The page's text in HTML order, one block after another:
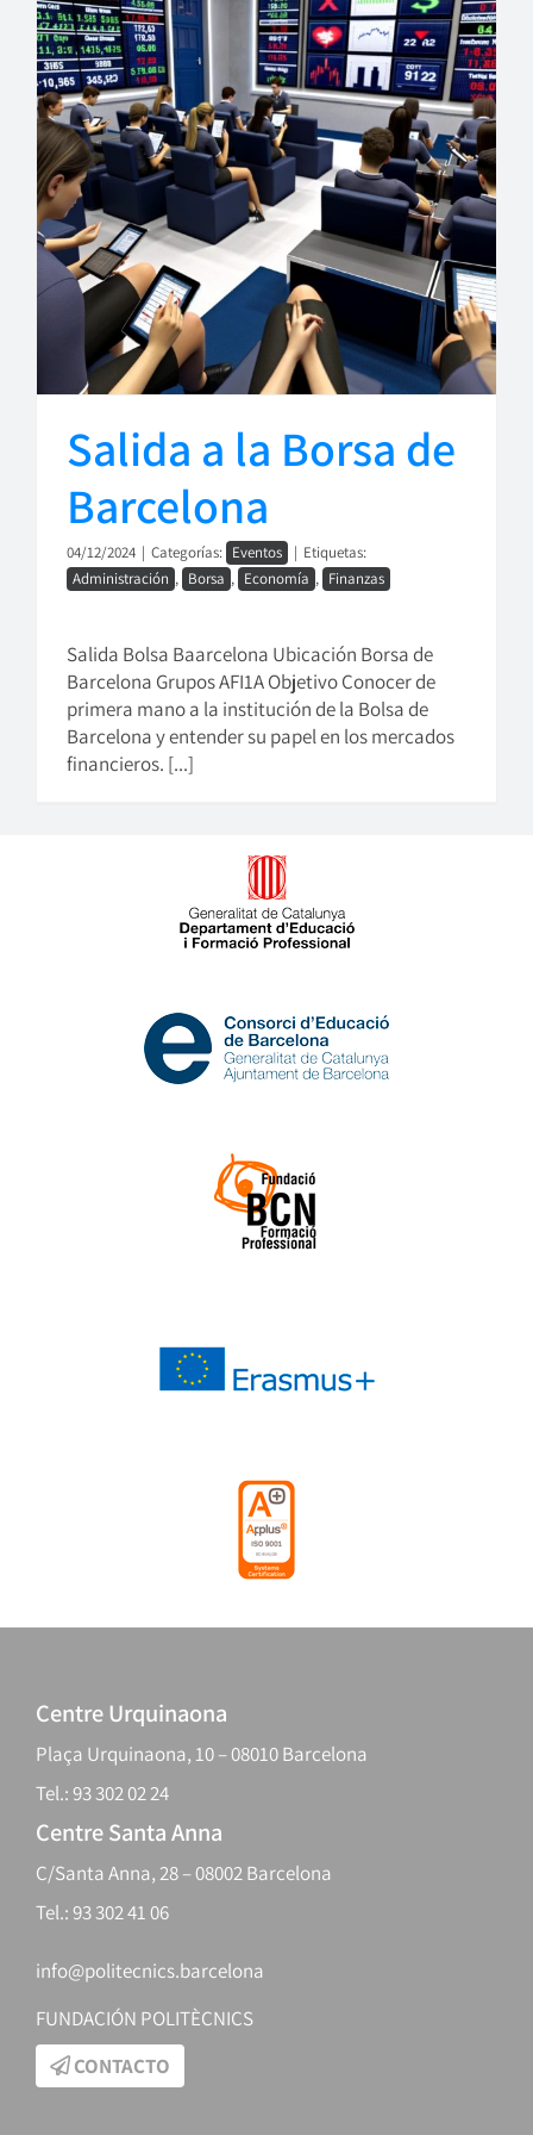
Salida a la Borsa de
Barcelona
04/12/2024 | Categorías: Eventos | Etiquetas:
Administración , Borsa , Economía , Finanzas
Salida Bolsa Baarcelona Ubicación Borsa de
Barcelona Grupos AFI1A Objetivo Conocer de
primera mano a la institución de la Bolsa de
Barcelona y entender su papel en los mercados
financieros. [...]
Centre Urquinaona
Plaça Urquinaona, 10 – 08010 Barcelona
Tel.: 93 302 02 24
Centre Santa Anna
C/Santa Anna, 28 – 08002 Barcelona
Tel.: 93 302 41 06
info@politecnics.barcelona
FUNDACIÓN POLITÈCNICS
CONTACTO